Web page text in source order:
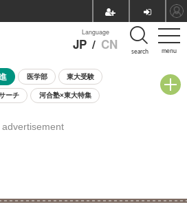
menu
Language
JP / CN search
医学部 東大受験
ーチ 河合塾×東大特集
開催学校説明会・相談会
advertisement